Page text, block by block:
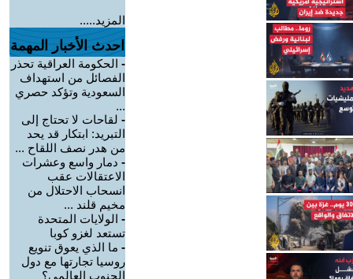
المزيد.....
احدث الأخبار المهمة
- الحكومة العراقية تحذر
الفصائل من استهداف
السعودية وتؤكد حصري
...
- لقاحات لا تحتاج إلى
التبريد: ابتكار قد يحد
من هدر نصف اللقاح ...
- دمار واسع وعشرات
الاعتقالات عقب
انسحاب الاحتلال من
مخيم قلند ...
- الولايات المتحدة
تستعد لغزو كوبا
- ما الذي يعوق تنويع
روسيا تجارتها مع دول
الجنوب العالمي؟